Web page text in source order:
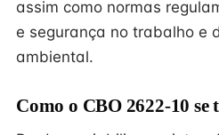
assim como normas
e segurança no trabalho e
ambiental.
Como o CBO 2622-10